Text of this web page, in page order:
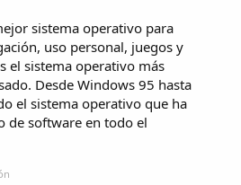
sistema operativo para
uso personal, juegos y
el sistema operativo más
Desde Windows 95 hasta
el sistema operativo que ha
de software en todo el